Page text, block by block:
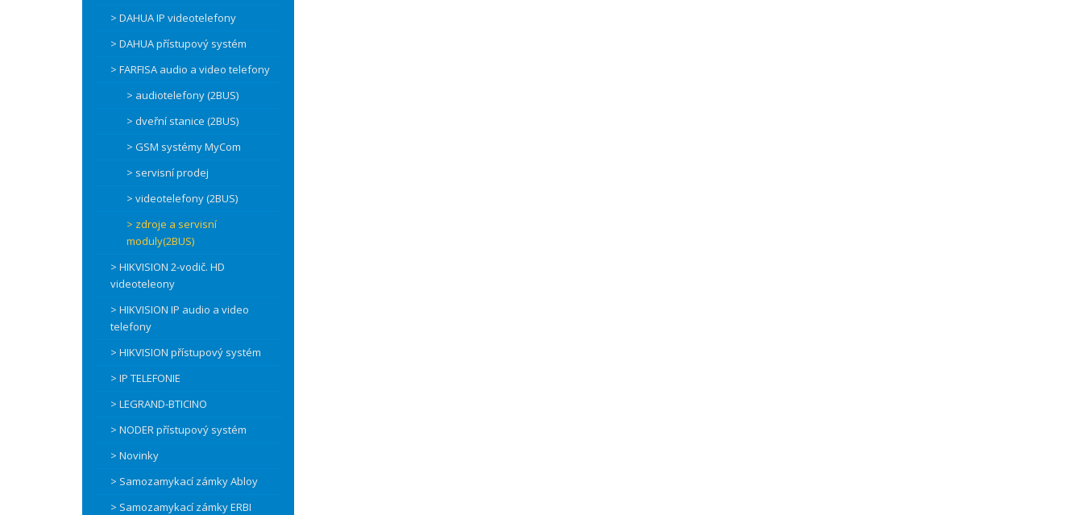
> DAHUA IP videotelefony
> DAHUA přístupový systém
> FARFISA audio a video telefony
> audiotelefony (2BUS)
> dveřní stanice (2BUS)
> GSM systémy MyCom
> servisní prodej
> videotelefony (2BUS)
> zdroje a servisní
moduly(2BUS)
> HIKVISION 2-vodič. HD
videoteleony
> HIKVISION IP audio a video
telefony
> HIKVISION přístupový systém
> IP TELEFONIE
> LEGRAND-BTICINO
> NODER přístupový systém
> Novinky
> Samozamykací zámky Abloy
> Samozamykací zámky ERBI